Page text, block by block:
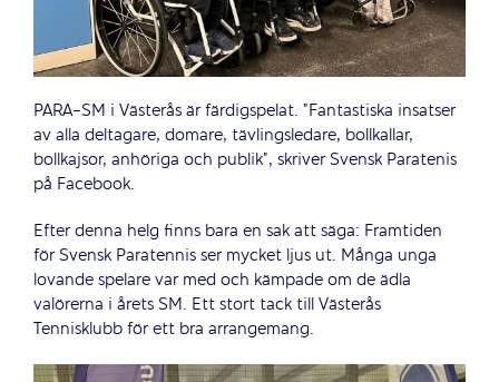
PARA-SM i Västerås är färdigspelat. ”Fantastiska insatser
av alla deltagare, domare, tävlingsledare, bollkallar,
bollkajsor, anhöriga och publik”, skriver Svensk Paratenis
på Facebook.
Efter denna helg finns bara en sak att säga: Framtiden
för Svensk Paratennis ser mycket ljus ut. Många unga
lovande spelare var med och kämpade om de ädla
valörerna i årets SM. Ett stort tack till Västerås
Tennisklubb för ett bra arrangemang.